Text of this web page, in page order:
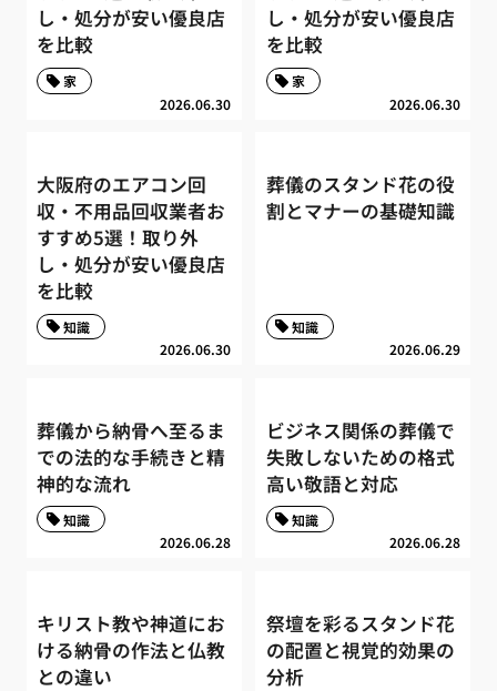
し・処分が安い優良店
を比較
2026.06.30
家
し・処分が安い優良店
を比較
2026.06.30
家
大阪府のエアコン回
収・不用品回収業者お
すすめ5選！取り外
し・処分が安い優良店
を比較
2026.06.30
知識
葬儀のスタンド花の役
割とマナーの基礎知識
2026.06.29
知識
葬儀から納骨へ至るま
での法的な手続きと精
神的な流れ
2026.06.28
知識
ビジネス関係の葬儀で
失敗しないための格式
高い敬語と対応
2026.06.28
知識
キリスト教や神道にお
ける納骨の作法と仏教
との違い
祭壇を彩るスタンド花
の配置と視覚的効果の
分析